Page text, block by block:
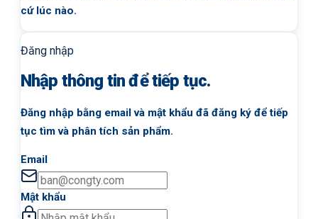
cứ lúc nào.
Đăng nhập
Nhập thông tin để tiếp tục.
Đăng nhập bằng email và mật khẩu đã đăng ký để tiếp
tục tìm và phân tích sản phẩm.
Email
Mật khẩu